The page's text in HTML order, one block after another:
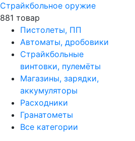
Страйкбольное оружие
881 товар
Пистолеты, ПП
Автоматы, дробовики
Страйкбольные
винтовки, пулемёты
Магазины, зарядки,
аккумуляторы
Расходники
Гранатометы
Все категории